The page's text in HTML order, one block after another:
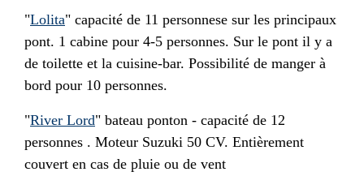
"Lolita" capacité de 11 personnese sur les principaux
pont. 1 cabine pour 4-5 personnes. Sur le pont il y a
de toilette et la cuisine-bar. Possibilité de manger à
bord pour 10 personnes.
"River Lord" bateau ponton - capacité de 12
personnes . Moteur Suzuki 50 CV. Entièrement
couvert en cas de pluie ou de vent